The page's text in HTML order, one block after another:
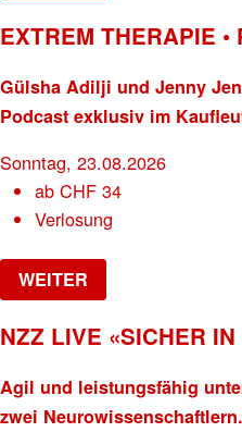
EXTREM THERAPIE •
Gülsha Adilji und Jenny
Podcast exklusiv im
Sonntag, 23.08.2026
abCHF 34
Verlosung
WEITER
NZZ LIVE «SICHER
Agil und leistungsfähig
zwei Neurowissenschaftlern.